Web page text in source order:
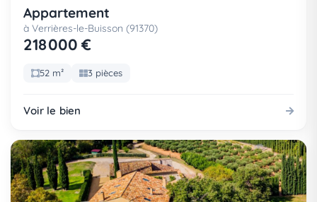
Appartement
à Verrières-le-Buisson (91370)
218 000 €
52 m² 3 pièces
Voir le bien